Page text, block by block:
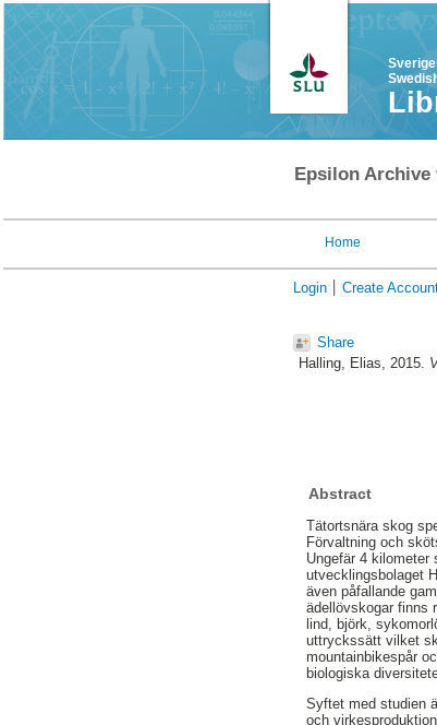
Epsilon
Home
Login Create
Share
Halling, Elias, 2015.
Abstract
Tätortsnära skog
Förvaltning och
Ungefär 4 kilometer
utvecklingsbolaget
även påfallande
ädellövskogar finns
lind, björk,
uttryckssätt vilket
mountainbikespår
biologiska
Syftet med studien
och